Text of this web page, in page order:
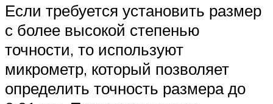
Если требуется установить размер
с более высокой степенью
точности, то используют
микрометр, который позволяет
определить точность размера до